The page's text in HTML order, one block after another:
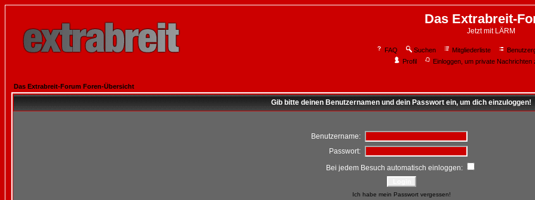
Das Extrabreit-
Jetzt mit LÄRM
FAQ Suchen Mitgliederliste
Profil
Einloggen, um private Nachrichten
Das Extrabreit-Forum Foren-Übersicht
Gib bitte deinen Benutzernamen und dein Passwort ein, um dich einzuloggen!
Benutzername:
Passwort:
Bei jedem Besuch automatisch einloggen:
Ich habe mein Passwort vergessen!